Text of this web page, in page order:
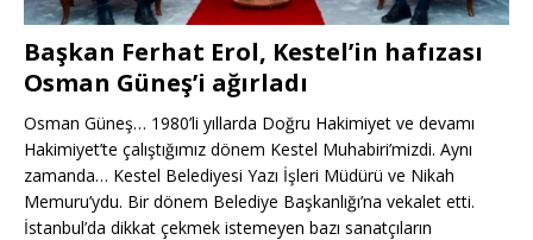
Başkan Ferhat Erol, Kestel’in hafızası
Osman Güneş’i ağırladı
Osman Güneş… 1980’li yıllarda Doğru Hakimiyet ve devamı
Hakimiyet’te çalıştığımız dönem Kestel Muhabiri’mizdi. Aynı
zamanda… Kestel Belediyesi Yazı İşleri Müdürü ve Nikah
Memuru’ydu. Bir dönem Belediye Başkanlığı’na vekalet etti.
İstanbul’da dikkat çekmek istemeyen bazı sanatçıların